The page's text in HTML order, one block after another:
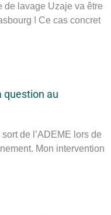
de lavage Uzaje va être
! Ce cas concret
question au
de l’ADEME lors de
Mon intervention